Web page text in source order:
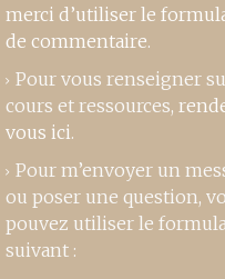
merci d’utiliser le
de commentaire.
Pour vous renseigner
cours et ressources,
vous ici.
Pour m’envoyer un
ou poser une question,
pouvez utiliser le
suivant :